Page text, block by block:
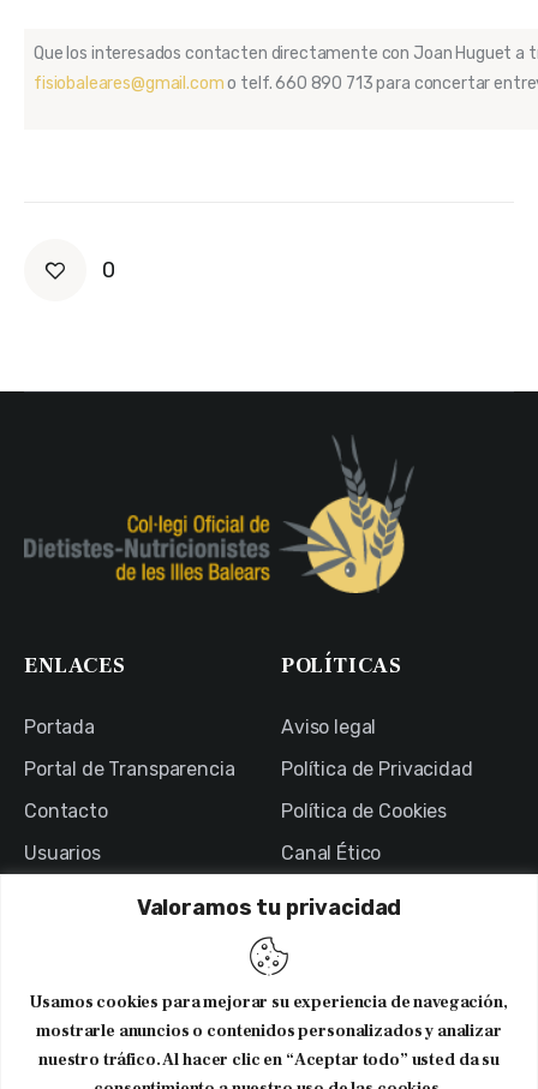
Valoramos tu privacidad
Usamos cookies para mejorar su experiencia de navegación,
mostrarle anuncios o contenidos personalizados y analizar
nuestro tráfico. Al hacer clic en “Aceptar todo” usted da su
Que los interesados contacten directamente con Joan Huguet a
fisiobaleares@gmail.como telf. 660 890 713 para concertar
0
ENLACES
Portada
Portal de Transparencia
Contacto
Usuarios
POLÍTICAS
Aviso legal
Política de Privacidad
Política de Cookies
Canal Ético
Suscribirme al newsletter